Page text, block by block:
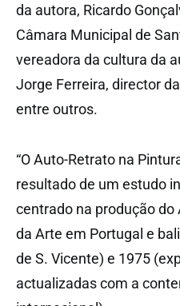
da autora, Ricardo
Câmara Municipal de
vereadora da cultura da
Jorge Ferreira, director
entre outros.
“O Auto-Retrato na
resultado de um estudo
centrado na produção
da Arte em Portugal e
de S. Vicente) e 1975
actualizadas com a